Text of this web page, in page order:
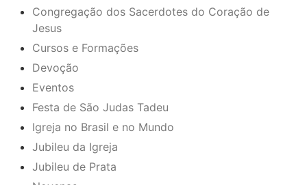
Congregação dos Sacerdotes do Coração de
Jesus
Cursos e Formações
Devoção
Eventos
Festa de São Judas Tadeu
Igreja no Brasil e no Mundo
Jubileu da Igreja
Jubileu de Prata